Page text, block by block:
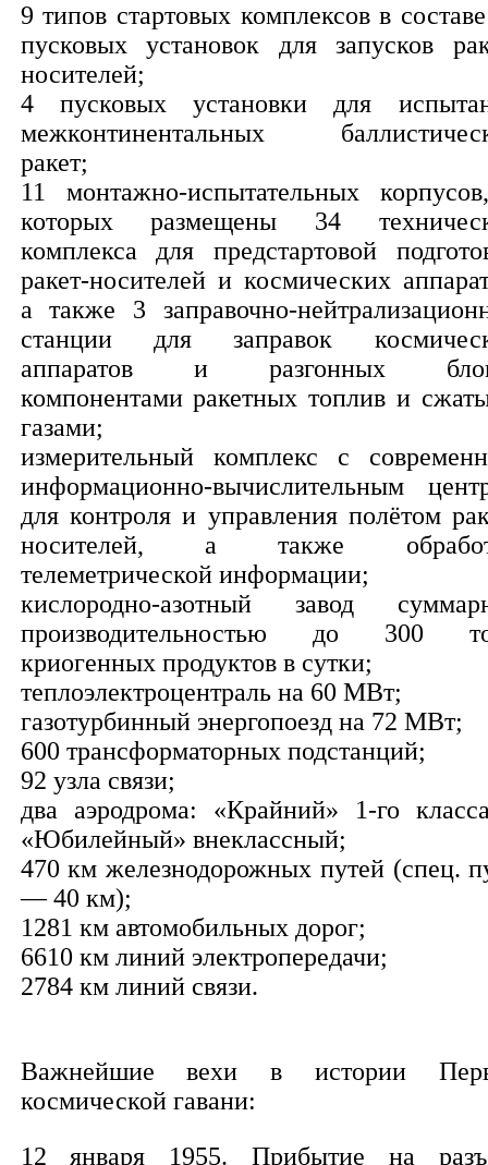
9 типов стартовых комплексов в
пусковых установок для запусков
носителей;
4 пусковых установки для
межконтинентальных
ракет;
11 монтажно-испытательных
которых размещены 34
комплекса для предстартовой
ракет-носителей и космических
а также 3 заправочно-
станции для заправок
аппаратов и разгонных
компонентами ракетных топлив и
газами;
измерительный комплекс с
информационно-вычислительным
для контроля и управления полётом
носителей, а также
телеметрической информации;
кислородно-азотный завод
производительностью до 300
криогенных продуктов в сутки;
теплоэлектроцентраль на 60 МВт;
газотурбинный энергопоезд на 72 МВт;
600 трансформаторных подстанций;
92 узла связи;
два аэродрома: «Крайний» 1-го
«Юбилейный» внеклассный;
470 км железнодорожных путей (спец.
— 40 км);
1281 км автомобильных дорог;
6610 км линий электропередачи;
2784 км линий связи.
Важнейшие вехи в истории
космической гавани:
12 января 1955. Прибытие на